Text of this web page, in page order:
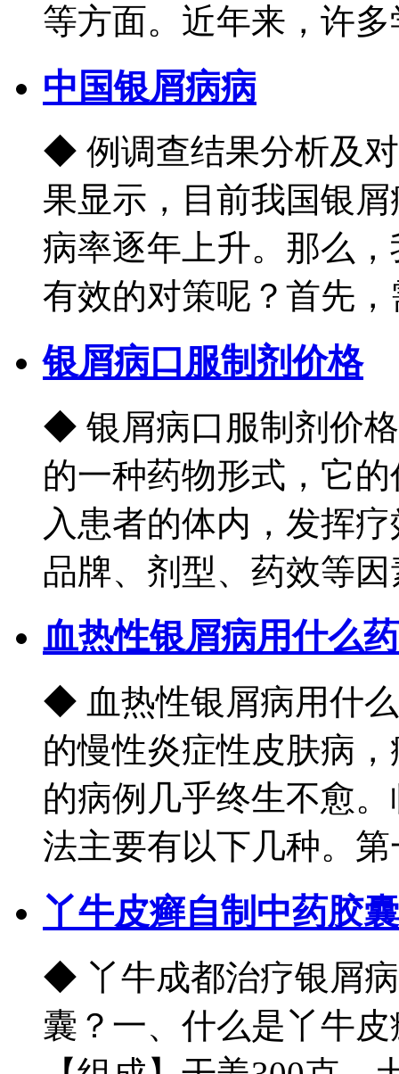
等方面。近年来，许多
中国银屑病病
◆ 例调查结果分析及
果显示，目前我国银
病率逐年上升。那么
有效的对策呢？首先，
银屑病口服制剂价格
◆ 银屑病口服制剂价
的一种药物形式，它
入患者的体内，发挥
品牌、剂型、药效等因
血热性银屑病用什么药
◆ 血热性银屑病用什
的慢性炎症性皮肤病
的病例几乎终生不愈
法主要有以下几种。第
丫牛皮癣自制中药胶囊
◆ 丫牛成都治疗银屑
囊？一、什么是丫牛